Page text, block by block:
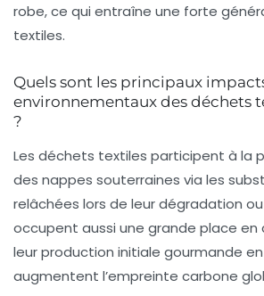
robe, ce qui entraîne une forte
textiles.
Quels sont les principaux
environnementaux des déchets
?
Les déchets textiles participent à la
des nappes souterraines via les
relâchées lors de leur dégradation
occupent aussi une grande place
leur production initiale gourmande
augmentent l’empreinte carbone